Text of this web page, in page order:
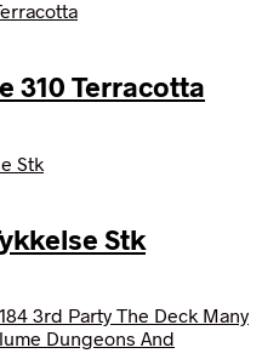
310 Terracotta
kr..
Stk